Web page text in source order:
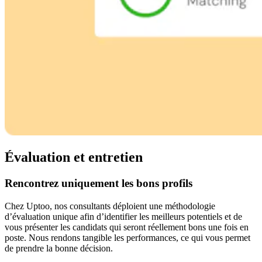
Évaluation et entretien
Rencontrez uniquement les bons profils
Chez Uptoo, nos consultants déploient une méthodologie
d’évaluation unique afin d’identifier les meilleurs potentiels et de
vous présenter les candidats qui seront réellement bons une fois en
poste. Nous rendons tangible les performances, ce qui vous permet
de prendre la bonne décision.